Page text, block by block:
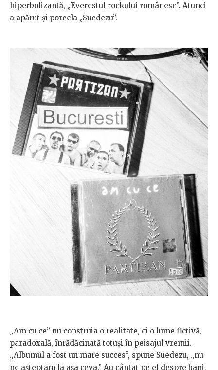
hiperbolizantă, „Everestul rockului românesc”. Atunci
a apărut și porecla „Suedezu”.
„Am cu ce” nu construia o realitate, ci o lume fictivă,
paradoxală, înrădăcinată totuși în peisajul vremii.
„Albumul a fost un mare succes”, spune Suedezu, „nu
ne așteptam la așa ceva.” Au cântat pe el despre bani,